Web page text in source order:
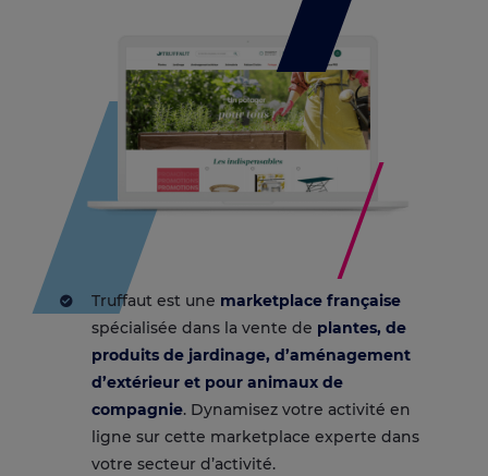
Truffaut est une marketplace française
spécialisée dans la vente de plantes, de
produits de jardinage, d’aménagement
d’extérieur et pour animaux de
compagnie. Dynamisez votre activité en
ligne sur cette marketplace experte dans
votre secteur d’activité.